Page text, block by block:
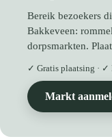
Bereik bezoekers
Bakkeveen:
dorpsmarkten.
✓ Gratis plaatsing ·
Markt